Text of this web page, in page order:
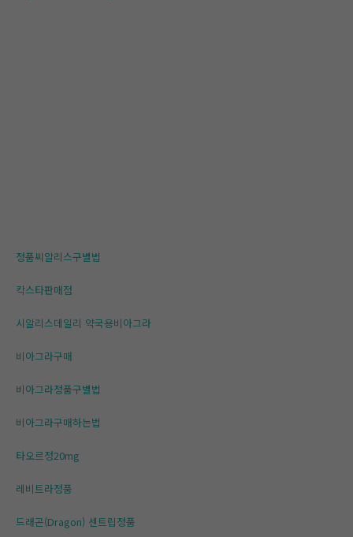
정품씨알리스구별법
칵스타판매점
시알리스데일리 약국용비아그라
비아그라구매
비아그라정품구별법
비아그라구매하는법
타오르정20mg
레비트라정품
드래곤(Dragon) 센트립정품